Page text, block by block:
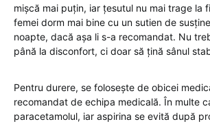
mișcă mai puțin, iar țesutul nu mai trage la
femei dorm mai bine cu un sutien de
noapte, dacă așa li s-a recomandat. Nu
până la disconfort, ci doar să țină sânul
Pentru durere, se folosește de obicei
recomandat de echipa medicală. În multe
paracetamolul, iar aspirina se evită după